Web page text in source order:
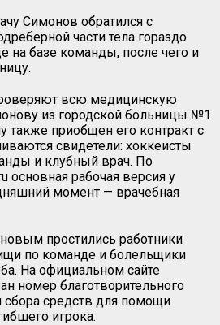
Симонов обратился с
части тела гораздо
на базе команды, после чего и
всю медицинскую
из городской больницы №1
также приобщен его контракт с
свидетели: хоккеисты
и клубный врач. По
основная рабочая версия у
момент — врачебная
простились работники
по команде и болельщики
На официальном сайте
номер благотворительного
сбора средств для помощи
игрока.